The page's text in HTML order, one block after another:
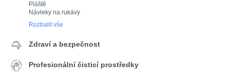
Pláště
Návleky na rukávy
Rozbalit vše
Zdraví a bezpečnost
Profesionální čisticí prostředky